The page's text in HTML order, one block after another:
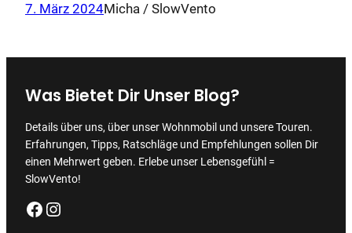
7. März 2024Micha / SlowVento
Was Bietet Dir Unser Blog?
Details über uns, über unser Wohnmobil und unsere Touren.
Erfahrungen, Tipps, Ratschläge und Empfehlungen sollen Dir
einen Mehrwert geben. Erlebe unser Lebensgefühl =
SlowVento!
Facebook Instagram